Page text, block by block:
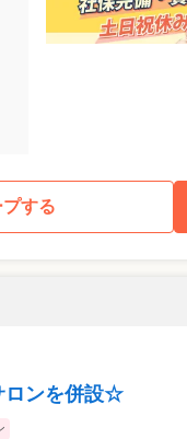
プする
ロンを併設☆